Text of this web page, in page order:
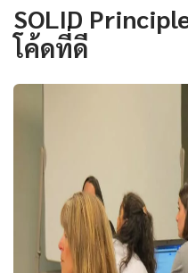
SOLID
โค้ดที่ดี